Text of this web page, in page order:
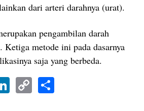
dari arteri darahnya (urat).
pengambilan darah
Ketiga metode ini pada dasarnya
saja yang berbeda.
LinkedIn
Copy
Link